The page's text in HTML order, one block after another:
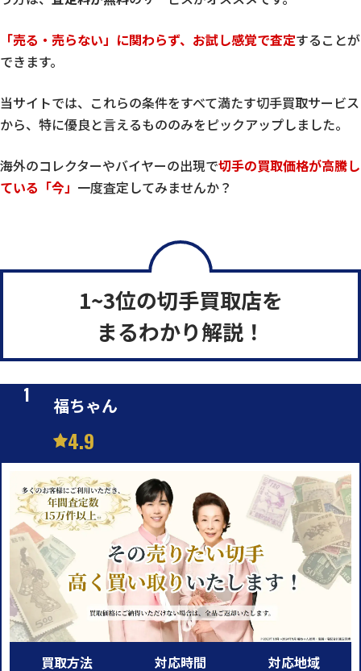
「売る・売らない」に関わらず、お試し感覚で査定することが
できます。
当サイトでは、これらの条件をすべて満たす切手買取サービス
から、特に優良と言えるもののみをピックアップしました。
海外のコレクターやバイヤーの出現で切手の買取価格が高騰し
ている「今」 一度査定してみませんか？
1~3位の切手買取店を
まるわかり解説！
福ちゃん
4.9
買取方法 対応時間 対応地域